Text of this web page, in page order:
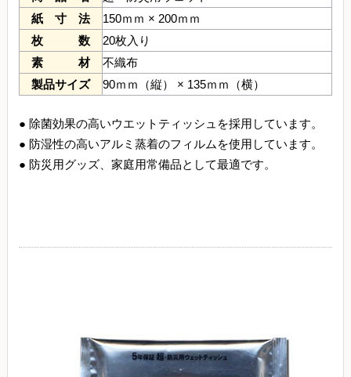
紙 寸 法
150ｍｍ × 200ｍｍ
枚 数
20枚入り
素 材
不織布
製品サイズ
90ｍｍ（縦） × 135ｍｍ（横）
● 除菌効果の高いウエットティッシュを採用しています。
● 防湿性の高いアルミ蒸着のフィルムを使用しています。
● 防災用グッズ、家庭用常備品として最適です。